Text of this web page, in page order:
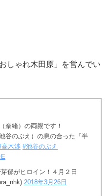
しゃれ木田原」を営んでい
奈緒）の両親です！
谷のぶえ）の息の合った『半
高木渉 #池谷のぶえ
郁がヒロイン！４月２日
2018年3月26日